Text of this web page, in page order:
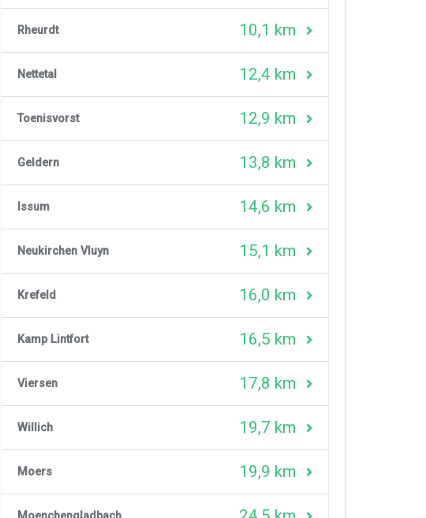
Rheurdt 10,1 km
Nettetal 12,4 km
Toenisvorst 12,9 km
Geldern 13,8 km
Issum 14,6 km
Neukirchen Vluyn 15,1 km
Krefeld 16,0 km
Kamp Lintfort 16,5 km
Viersen 17,8 km
Willich 19,7 km
Moers 19,9 km